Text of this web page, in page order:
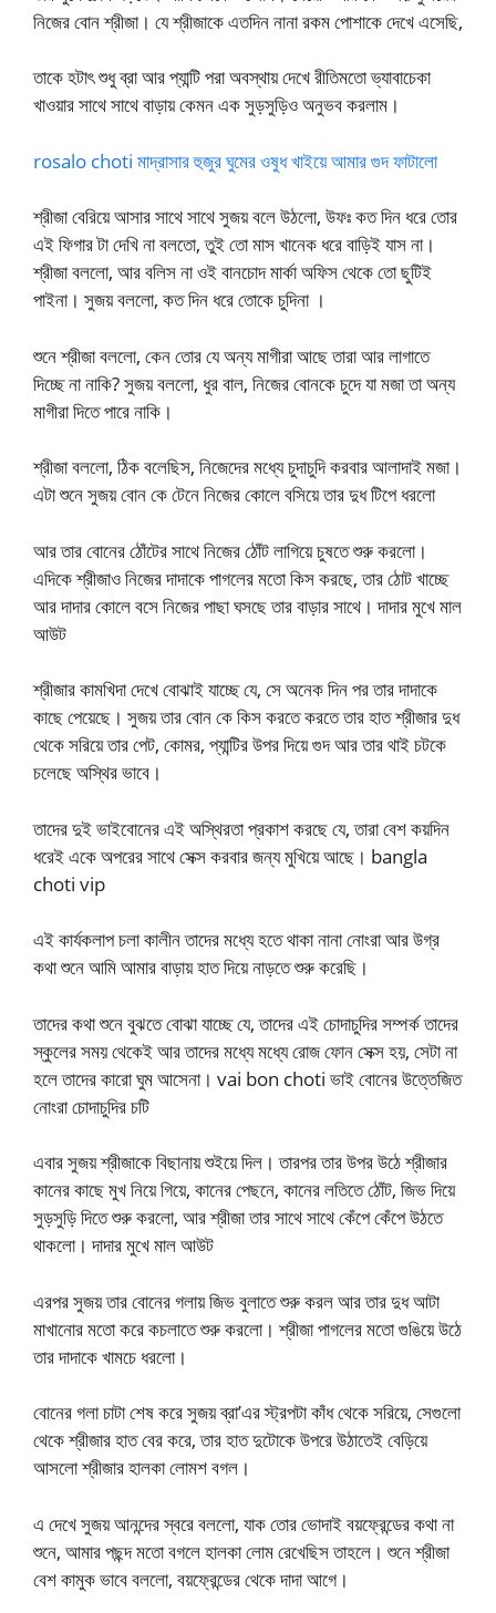
নিজের বোন শ্রীজা। যে শ্রীজাকে এতদিন নানা রকম পোশাকে দেখে এসেছি,
তাকে হটাৎ শুধু ব্রা আর প্যান্টি পরা অবস্থায় দেখে রীতিমতো ভ্যাবাচেকা
খাওয়ার সাথে সাথে বাড়ায় কেমন এক সুড়সুড়িও অনুভব করলাম।
rosalo choti মাদ্রাসার হুজুর ঘুমের ওষুধ খাইয়ে আমার গুদ ফাটালো
শ্রীজা বেরিয়ে আসার সাথে সাথে সুজয় বলে উঠলো, উফঃ কত দিন ধরে তোর
এই ফিগার টা দেখি না বলতো, তুই তো মাস খানেক ধরে বাড়িই যাস না।
শ্রীজা বললো, আর বলিস না ওই বানচোদ মার্কা অফিস থেকে তো ছুটিই
পাইনা। সুজয় বললো, কত দিন ধরে তোকে চুদিনা ।
শুনে শ্রীজা বললো, কেন তোর যে অন্য মাগীরা আছে তারা আর লাগাতে
দিচ্ছে না নাকি? সুজয় বললো, ধুর বাল, নিজের বোনকে চুদে যা মজা তা অন্য
মাগীরা দিতে পারে নাকি।
শ্রীজা বললো, ঠিক বলেছিস, নিজেদের মধ্যে চুদাচুদি করবার আলাদাই মজা।
এটা শুনে সুজয় বোন কে টেনে নিজের কোলে বসিয়ে তার দুধ টিপে ধরলো
আর তার বোনের ঠোঁটের সাথে নিজের ঠোঁট লাগিয়ে চুষতে শুরু করলো।
এদিকে শ্রীজাও নিজের দাদাকে পাগলের মতো কিস করছে, তার ঠোট খাচ্ছে
আর দাদার কোলে বসে নিজের পাছা ঘসছে তার বাড়ার সাথে। দাদার মুখে মাল
আউট
শ্রীজার কামখিদা দেখে বোঝাই যাচ্ছে যে, সে অনেক দিন পর তার দাদাকে
কাছে পেয়েছে। সুজয় তার বোন কে কিস করতে করতে তার হাত শ্রীজার দুধ
থেকে সরিয়ে তার পেট, কোমর, প্যান্টির উপর দিয়ে গুদ আর তার থাই চটকে
চলেছে অস্থির ভাবে।
তাদের দুই ভাইবোনের এই অস্থিরতা প্রকাশ করছে যে, তারা বেশ কয়দিন
ধরেই একে অপরের সাথে সেক্স করবার জন্য মুখিয়ে আছে। bangla
choti vip
এই কার্যকলাপ চলা কালীন তাদের মধ্যে হতে থাকা নানা নোংরা আর উগ্র
কথা শুনে আমি আমার বাড়ায় হাত দিয়ে নাড়তে শুরু করেছি।
তাদের কথা শুনে বুঝতে বোঝা যাচ্ছে যে, তাদের এই চোদাচুদির সম্পর্ক তাদের
স্কুলের সময় থেকেই আর তাদের মধ্যে মধ্যে রোজ ফোন সেক্স হয়, সেটা না
হলে তাদের কারো ঘুম আসেনা। vai bon choti ভাই বোনের উত্তেজিত
নোংরা চোদাচুদির চটি
এবার সুজয় শ্রীজাকে বিছানায় শুইয়ে দিল। তারপর তার উপর উঠে শ্রীজার
কানের কাছে মুখ নিয়ে গিয়ে, কানের পেছনে, কানের লতিতে ঠোঁট, জিভ দিয়ে
সুড়সুড়ি দিতে শুরু করলো, আর শ্রীজা তার সাথে সাথে কেঁপে কেঁপে উঠতে
থাকলো। দাদার মুখে মাল আউট
এরপর সুজয় তার বোনের গলায় জিভ বুলাতে শুরু করল আর তার দুধ আটা
মাখানোর মতো করে কচলাতে শুরু করলো। শ্রীজা পাগলের মতো গুঙিয়ে উঠে
তার দাদাকে খামচে ধরলো।
বোনের গলা চাটা শেষ করে সুজয় ব্রা’এর স্ট্রপটা কাঁধ থেকে সরিয়ে, সেগুলো
থেকে শ্রীজার হাত বের করে, তার হাত দুটোকে উপরে উঠাতেই বেড়িয়ে
আসলো শ্রীজার হালকা লোমশ বগল।
এ দেখে সুজয় আনন্দের স্বরে বললো, যাক তোর ভোদাই বয়ফ্রেন্ডের কথা না
শুনে, আমার পছন্দ মতো বগলে হালকা লোম রেখেছিস তাহলে। শুনে শ্রীজা
বেশ কামুক ভাবে বললো, বয়ফ্রেন্ডের থেকে দাদা আগে।